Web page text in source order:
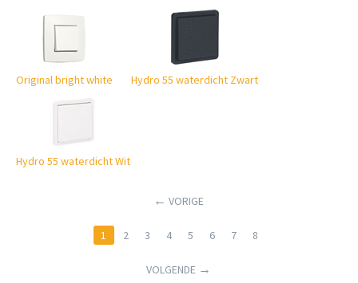
Original bright white Hydro 55 waterdicht Zwart
Hydro 55 waterdicht Wit
VORIGE
1 2 3 4 5 6 7 8
VOLGENDE